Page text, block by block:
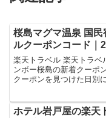
桜島マグマ温泉 国
ルクーポンコード｜
楽天トラベル 楽天トラベ
ンボー桜島の新着クーポ
クーポンを見つけた日別
の割引クーポンになり
ホテル岩戸屋の楽天